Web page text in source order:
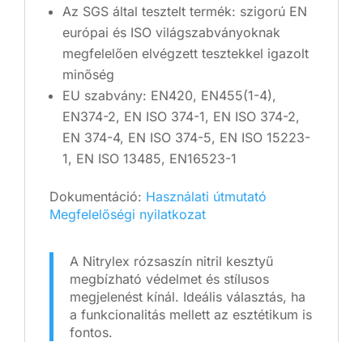
Az SGS által tesztelt termék: szigorú EN
európai és ISO világszabványoknak
megfelelően elvégzett tesztekkel igazolt
minőség
EU szabvány: EN420, EN455(1-4),
EN374-2, EN ISO 374-1, EN ISO 374-2,
EN 374-4, EN ISO 374-5, EN ISO 15223-
1, EN ISO 13485, EN16523-1
Dokumentáció: Használati útmutató
Megfelelőségi nyilatkozat
A Nitrylex rózsaszín nitril kesztyű
megbízható védelmet és stílusos
megjelenést kínál. Ideális választás, ha
a funkcionalitás mellett az esztétikum is
fontos.